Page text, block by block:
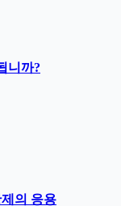
니까?
의 응용